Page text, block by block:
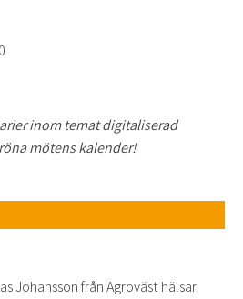
inom temat digitaliserad
mötens kalender!
Johansson från Agroväst hälsar